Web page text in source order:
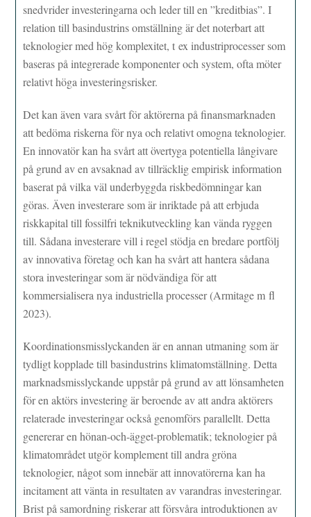
snedvrider investeringarna och leder till en ”kreditbias”. I
relation till basindustrins omställning är det noterbart att
teknologier med hög komplexitet, t ex industriprocesser som
baseras på integrerade komponenter och system, ofta möter
relativt höga investeringsrisker.
Det kan även vara svårt för aktörerna på finansmarknaden
att bedöma riskerna för nya och relativt omogna teknologier.
En innovatör kan ha svårt att övertyga potentiella långivare
på grund av en avsaknad av tillräcklig empirisk information
baserat på vilka väl underbyggda riskbedömningar kan
göras. Även investerare som är inriktade på att erbjuda
riskkapital till fossilfri teknikutveckling kan vända ryggen
till. Sådana investerare vill i regel stödja en bredare portfölj
av innovativa företag och kan ha svårt att hantera sådana
stora investeringar som är nödvändiga för att
kommersialisera nya industriella processer (Armitage m fl
2023).
Koordinationsmisslyckanden är en annan utmaning som är
tydligt kopplade till basindustrins klimatomställning. Detta
marknadsmisslyckande uppstår på grund av att lönsamheten
för en aktörs investering är beroende av att andra aktörers
relaterade investeringar också genomförs parallellt. Detta
genererar en hönan-och-ägget-problematik; teknologier på
klimatområdet utgör komplement till andra gröna
teknologier, något som innebär att innovatörerna kan ha
incitament att vänta in resultaten av varandras investeringar.
Brist på samordning riskerar att försvåra introduktionen av